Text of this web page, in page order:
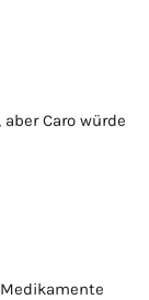
Caro würde